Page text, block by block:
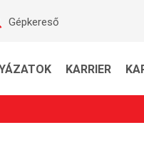
Gépkereső
KARRIER